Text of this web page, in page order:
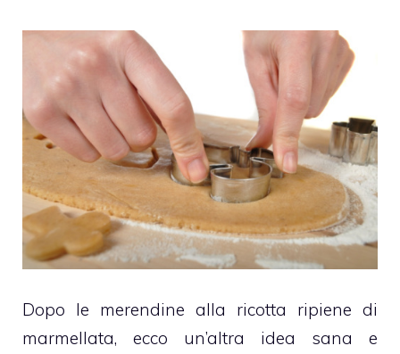
Dopo le merendine alla ricotta ripiene di
marmellata, ecco un’altra idea sana e